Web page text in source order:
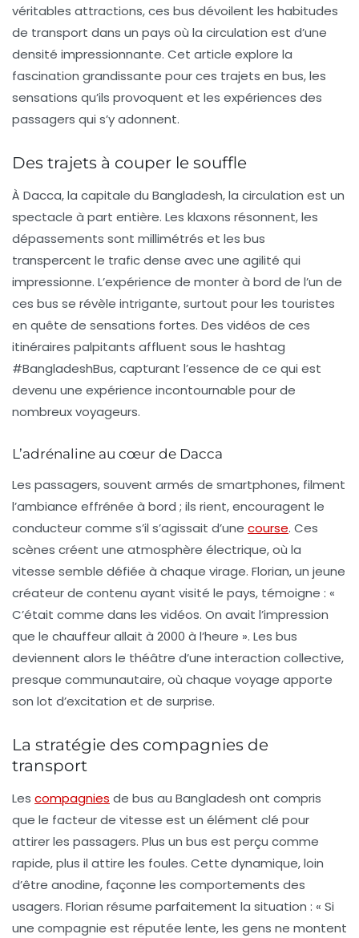
véritables attractions, ces bus dévoilent les habitudes
de transport dans un pays où la circulation est d’une
densité impressionnante. Cet article explore la
fascination grandissante pour ces trajets en bus, les
sensations qu’ils provoquent et les expériences des
passagers qui s’y adonnent.
Des trajets à couper le souffle
À Dacca, la capitale du Bangladesh, la circulation est un
spectacle à part entière. Les klaxons résonnent, les
dépassements sont millimétrés et les bus
transpercent le trafic dense avec une agilité qui
impressionne. L’expérience de monter à bord de l’un de
ces bus se révèle intrigante, surtout pour les touristes
en quête de sensations fortes. Des vidéos de ces
itinéraires palpitants affluent sous le hashtag
#BangladeshBus, capturant l’essence de ce qui est
devenu une expérience incontournable pour de
nombreux voyageurs.
L’adrénaline au cœur de Dacca
Les passagers, souvent armés de smartphones, filment
l’ambiance effrénée à bord ; ils rient, encouragent le
conducteur comme s’il s’agissait d’une course. Ces
scènes créent une atmosphère électrique, où la
vitesse semble défiée à chaque virage. Florian, un jeune
créateur de contenu ayant visité le pays, témoigne : «
C’était comme dans les vidéos. On avait l’impression
que le chauffeur allait à 2000 à l’heure ». Les bus
deviennent alors le théâtre d’une interaction collective,
presque communautaire, où chaque voyage apporte
son lot d’excitation et de surprise.
La stratégie des compagnies de
transport
Les compagnies de bus au Bangladesh ont compris
que le facteur de vitesse est un élément clé pour
attirer les passagers. Plus un bus est perçu comme
rapide, plus il attire les foules. Cette dynamique, loin
d’être anodine, façonne les comportements des
usagers. Florian résume parfaitement la situation : « Si
une compagnie est réputée lente, les gens ne montent